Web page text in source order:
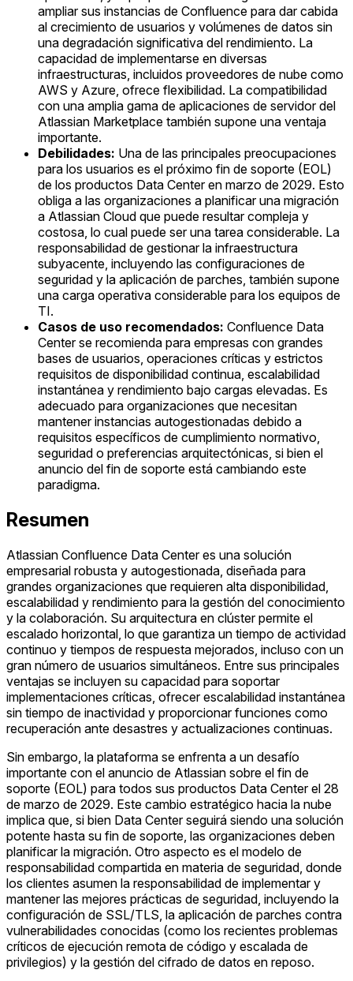
ampliar sus instancias de Confluence para dar cabida
al crecimiento de usuarios y volúmenes de datos sin
una degradación significativa del rendimiento. La
capacidad de implementarse en diversas
infraestructuras, incluidos proveedores de nube como
AWS y Azure, ofrece flexibilidad. La compatibilidad
con una amplia gama de aplicaciones de servidor del
Atlassian Marketplace también supone una ventaja
importante.
Debilidades: Una de las principales preocupaciones
para los usuarios es el próximo fin de soporte (EOL)
de los productos Data Center en marzo de 2029. Esto
obliga a las organizaciones a planificar una migración
a Atlassian Cloud que puede resultar compleja y
costosa, lo cual puede ser una tarea considerable. La
responsabilidad de gestionar la infraestructura
subyacente, incluyendo las configuraciones de
seguridad y la aplicación de parches, también supone
una carga operativa considerable para los equipos de
TI.
Casos de uso recomendados: Confluence Data
Center se recomienda para empresas con grandes
bases de usuarios, operaciones críticas y estrictos
requisitos de disponibilidad continua, escalabilidad
instantánea y rendimiento bajo cargas elevadas. Es
adecuado para organizaciones que necesitan
mantener instancias autogestionadas debido a
requisitos específicos de cumplimiento normativo,
seguridad o preferencias arquitectónicas, si bien el
anuncio del fin de soporte está cambiando este
paradigma.
Resumen
Atlassian Confluence Data Center es una solución
empresarial robusta y autogestionada, diseñada para
grandes organizaciones que requieren alta disponibilidad,
escalabilidad y rendimiento para la gestión del conocimiento
y la colaboración. Su arquitectura en clúster permite el
escalado horizontal, lo que garantiza un tiempo de actividad
continuo y tiempos de respuesta mejorados, incluso con un
gran número de usuarios simultáneos. Entre sus principales
ventajas se incluyen su capacidad para soportar
implementaciones críticas, ofrecer escalabilidad instantánea
sin tiempo de inactividad y proporcionar funciones como
recuperación ante desastres y actualizaciones continuas.
Sin embargo, la plataforma se enfrenta a un desafío
importante con el anuncio de Atlassian sobre el fin de
soporte (EOL) para todos sus productos Data Center el 28
de marzo de 2029. Este cambio estratégico hacia la nube
implica que, si bien Data Center seguirá siendo una solución
potente hasta su fin de soporte, las organizaciones deben
planificar la migración. Otro aspecto es el modelo de
responsabilidad compartida en materia de seguridad, donde
los clientes asumen la responsabilidad de implementar y
mantener las mejores prácticas de seguridad, incluyendo la
configuración de SSL/TLS, la aplicación de parches contra
vulnerabilidades conocidas (como los recientes problemas
críticos de ejecución remota de código y escalada de
privilegios) y la gestión del cifrado de datos en reposo.